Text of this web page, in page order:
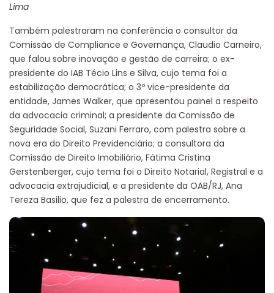
Lima
Também palestraram na conferência o consultor da
Comissão de Compliance e Governança, Claudio Carneiro,
que falou sobre inovação e gestão de carreira; o ex-
presidente do IAB Técio Lins e Silva, cujo tema foi a
estabilização democrática; o 3º vice-presidente da
entidade, James Walker, que apresentou painel a respeito
da advocacia criminal; a presidente da Comissão de
Seguridade Social, Suzani Ferraro, com palestra sobre a
nova era do Direito Previdenciário; a consultora da
Comissão de Direito Imobiliário, Fátima Cristina
Gerstenberger, cujo tema foi o Direito Notarial, Registral e a
advocacia extrajudicial, e a presidente da OAB/RJ, Ana
Tereza Basilio, que fez a palestra de encerramento.